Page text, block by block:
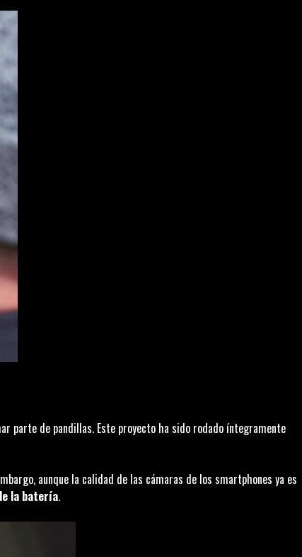
parte de pandillas. Este proyecto ha sido rodado íntegramente
aunque la calidad de las cámaras de los smartphones ya es
la batería.